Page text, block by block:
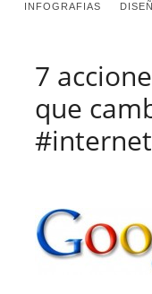
INFOGRAFIAS
7
que